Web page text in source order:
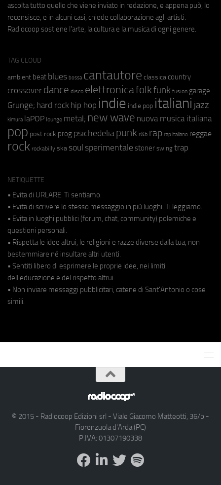
ascolta tutto quello che viene inviato in redazione, e appena può, lo
recensisce, e in alcuni casi, chiede collaborazione agli artisti.
Radiocoop sostiene l'arte, la cultura e la musica di ogni genere.
TAG CLOUD
ambient beat blues bossa cantautore classica country
crossover dance disco elettronicafolkfunk fusion garage
Grunge; hard rock hip hop indie indie pop italiani jazz
kimura laPOP lounge metal; new wave nuova musica italiana
pop post rock prog psichedeliapunk r&b rap rap italiano reggae
rock rockabilly ska soul sperimentale stoner swing trap
NETIQUETTE
• Evita di URLARE. Ti sentiamo.
• Evita di scrivere lo stesso messaggio in più luoghi. Ti leggiamo.
• Evita in luoghi pubblici (forum, chat, community) polemiche e
questioni personali.
• Rispetta le idee altrui, le religioni e razze diverse dalla tua, non
bestemmiare né insultare altri utenti.
• Sentiti libero di esprimere le proprie idee, nei limiti
dell'educazione e del rispetto altrui.
• Non inviare messaggi pubblicitari, catene di Sant'Antonio o cose
simili.
© 2015 - Radiocoop Edizioni srl - Viale Giacomo Matteotti, 36/b -
Fiorenzuola d'Arda (PC)
P.IVA: 01307190338